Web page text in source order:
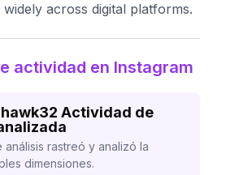
across digital platforms.
actividad en Instagram
Actividad de
análisis rastreó y analizó la
dimensiones.